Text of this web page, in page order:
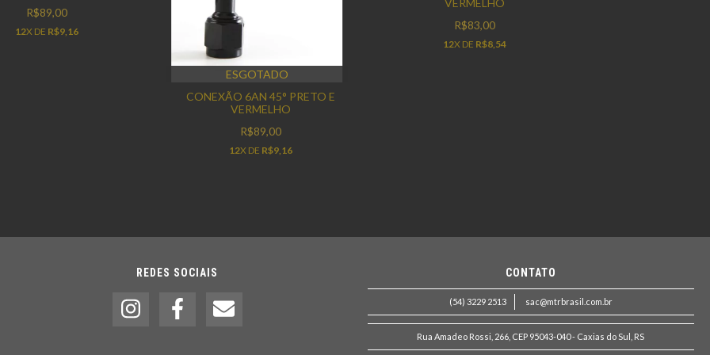
R$89,00
12X DE R$9,16
ESGOTADO
CONEXÃO 6AN 45° PRETO E
VERMELHO
R$89,00
12X DE R$9,16
R$83,00
12X DE R$8,54
REDES SOCIAIS CONTATO
(54) 3229 2513 sac@mtrbrasil.com.br
Rua Amadeo Rossi, 266, CEP 95043-040 - Caxias do Sul, RS